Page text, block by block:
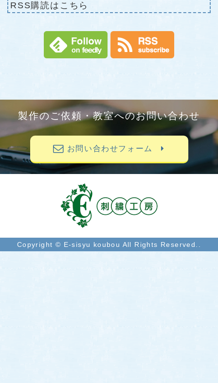
RSS購読はこちら
製作のご依頼・教室へのお問い合わせ
お問い合わせフォーム
Copyright © E-sisyu koubou All Rights Reserved..